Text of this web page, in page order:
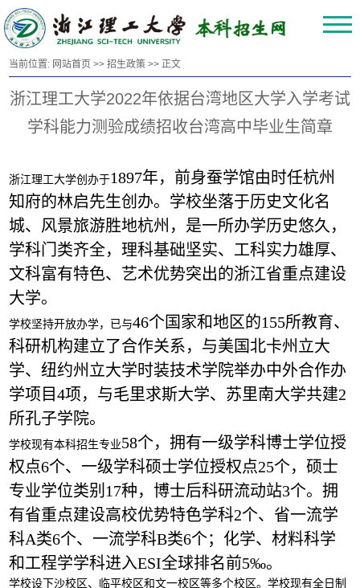
当前位置: 网站首页 >>招生政策 >> 正文
浙江理工大学2022年依据台湾地区大学入学考试
学科能力测验成绩招收台湾高中毕业生简章
浙江理工大学创办于1897年，前身蚕学馆由时任杭州
知府的林启先生创办。学校坐落于历史文化名
城、风景旅游胜地杭州，是一所办学历史悠久，
学科门类齐全，理科基础坚实、工科实力雄厚、
文科富有特色、艺术优势突出的浙江省重点建设
大学。
学校坚持开放办学，已与46个国家和地区的155所教育、
科研机构建立了合作关系，与美国北卡州立大
学、纽约州立大学时装技术学院举办中外合作办
学项目4项，与毛里求斯大学、苏里南大学共建2
所孔子学院。
学校现有本科招生专业58个，拥有一级学科博士学位授
权点6个、一级学科硕士学位授权点25个，硕士
专业学位类别17种，博士后科研流动站3个。拥
有省重点建设高校优势特色学科2个、省一流学
科A类6个、一流学科B类6个；化学、材料科学
和工程学学科进入ESI全球排名前5‰。
学校设下沙校区、临平校区和文一校区等多个校区。学校现有全日制